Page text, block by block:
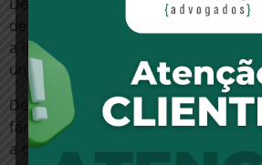
Dexametasona e Lenalidomida;
de que há elementos técnicos
a indicação e liberação das
urgência”.
Deste modo, verifica-se que houve
fármaco na Anvisa, bem como sua
a operadora de saúde não pode